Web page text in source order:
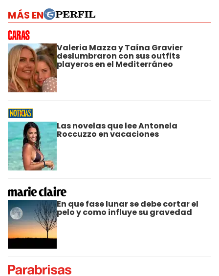
MÁS EN
Valeria Mazza y Taína Gravier
deslumbraron con sus outfits
playeros en el Mediterráneo
Las novelas que lee Antonela
Roccuzzo en vacaciones
En que fase lunar se debe cortar el
pelo y como influye su gravedad